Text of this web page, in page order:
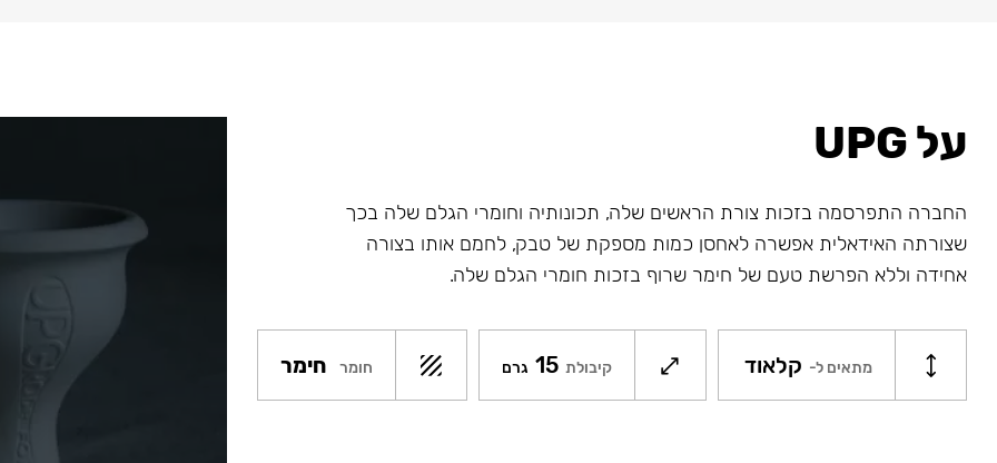
על UPG
החברה התפרסמה בזכות צורת הראשים שלה, תכונותיה וחומרי הגלם שלה בכך
שצורתה האידאלית אפשרה לאחסן כמות מספקת של טבק, לחמם אותו בצורה
אחידה וללא הפרשת טעם של חימר שרוף בזכות חומרי הגלם שלה.
מתאים ל- קלאוד קיבולת 15 גרם חומר חימר